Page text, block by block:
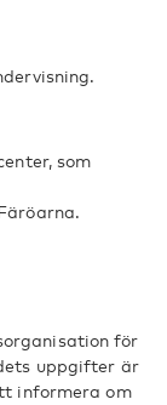
som
för
uppgifter är
informera om